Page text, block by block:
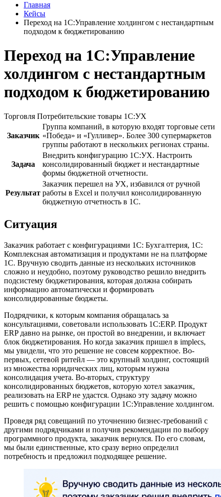
Главная
Кейсы
Переход на 1С:Управление холдингом с нестандартным
подходом к бюджетированию
Переход на 1С:Управление
холдингом с нестандартным
подходом к бюджетированию
Торговля Потребительские товары 1С:УХ
Заказчик
Группа компаний, в которую входят торговые сети
«Победа» и «Гулливер». Более 300 супермаркетов
группы работают в нескольких регионах страны.
Задача
Внедрить конфигурацию 1С:УХ. Настроить
консолидированный бюджет и нестандартные
формы бюджетной отчетности.
Результат
Заказчик перешел на УХ, избавился от ручной
работы в Excel и получил консолидированную
бюджетную отчетность в 1С.
Ситуация
Заказчик работает с конфигурациями 1С: Бухгалтерия, 1С:
Комплексная автоматизация и продуктами не на платформе
1С. Вручную сводить данные из нескольких источников
сложно и неудобно, поэтому руководство решило внедрить
подсистему бюджетирования, которая должна собирать
информацию автоматически и формировать
консолидированные бюджеты.
Подрядчики, к которым компания обращалась за
консультациями, советовали использовать 1С:ERP. Продукт
ERP давно на рынке, он простой во внедрении, и включает
блок бюджетирования. Но когда заказчик пришел в implecs,
мы увидели, что это решение не совсем корректное. Во-
первых, сетевой ритейл — это крупный холдинг, состоящий
из множества юридических лиц, которым нужна
консолидация учета. Во-вторых, структуру
консолидированных бюджетов, которую хотел заказчик,
реализовать на ERP не удастся. Однако эту задачу можно
решить с помощью конфигурации 1С:Управление холдингом.
Проведя ряд совещаний по уточнению бизнес-требований с
другими подрядчиками и получив рекомендации по выбору
программного продукта, заказчик вернулся. По его словам,
мы были единственные, кто сразу верно определил
потребность и предложил подходящее решение.